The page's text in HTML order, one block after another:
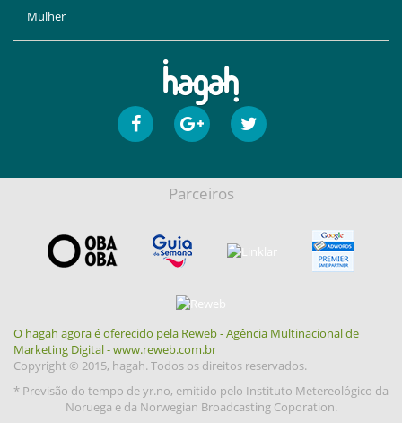
Mulher
Parceiros
O hagah agora é oferecido pela Reweb - Agência Multinacional de
Marketing Digital - www.reweb.com.br
Copyright © 2015, hagah. Todos os direitos reservados.
* Previsão do tempo de yr.no, emitido pelo Instituto Metereológico da
Noruega e da Norwegian Broadcasting Coporation.